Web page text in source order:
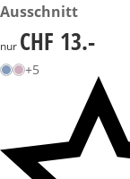
Ausschnitt
CHF 13.-
nur CHF 13.-
+5